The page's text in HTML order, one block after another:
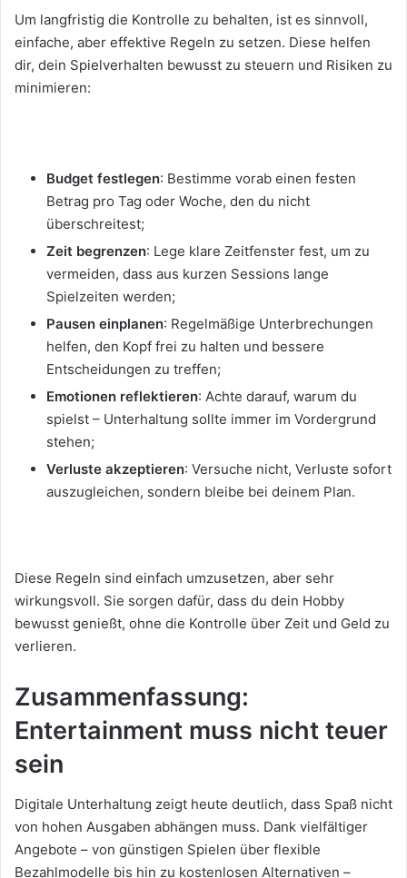
Um langfristig die Kontrolle zu behalten, ist es sinnvoll,
einfache, aber effektive Regeln zu setzen. Diese helfen
dir, dein Spielverhalten bewusst zu steuern und Risiken zu
minimieren:
Budget festlegen: Bestimme vorab einen festen
Betrag pro Tag oder Woche, den du nicht
überschreitest;
Zeit begrenzen: Lege klare Zeitfenster fest, um zu
vermeiden, dass aus kurzen Sessions lange
Spielzeiten werden;
Pausen einplanen: Regelmäßige Unterbrechungen
helfen, den Kopf frei zu halten und bessere
Entscheidungen zu treffen;
Emotionen reflektieren: Achte darauf, warum du
spielst – Unterhaltung sollte immer im Vordergrund
stehen;
Verluste akzeptieren: Versuche nicht, Verluste sofort
auszugleichen, sondern bleibe bei deinem Plan.
Diese Regeln sind einfach umzusetzen, aber sehr
wirkungsvoll. Sie sorgen dafür, dass du dein Hobby
bewusst genießt, ohne die Kontrolle über Zeit und Geld zu
verlieren.
Zusammenfassung:
Entertainment muss nicht teuer
sein
Digitale Unterhaltung zeigt heute deutlich, dass Spaß nicht
von hohen Ausgaben abhängen muss. Dank vielfältiger
Angebote – von günstigen Spielen über flexible
Bezahlmodelle bis hin zu kostenlosen Alternativen –